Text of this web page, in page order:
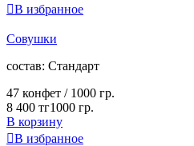
В избранное
Совушки
cостав: Стандарт
47 конфет / 1000 гр.
8 400 тг1000 гр.
В корзину
В избранное